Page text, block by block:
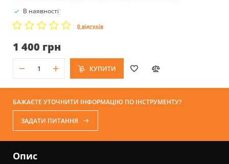
В наявності
0 відгуків
1 400 грн
КУПИТИ
БАЖАЄТЕ УТОЧНИТИ ІНФОРМАЦІЮ ПО ІНСТРУМЕНТУ?
ЗАДАТИ ПИТАННЯ
Опис